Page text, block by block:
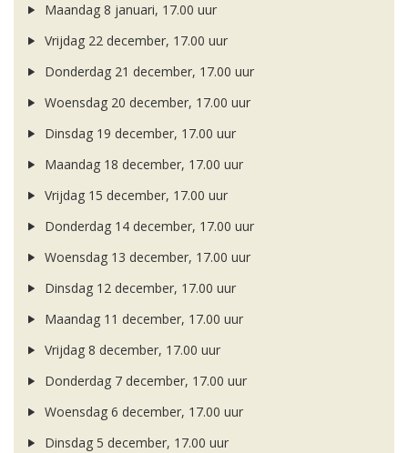
Maandag 8 januari, 17.00 uur
Vrijdag 22 december, 17.00 uur
Donderdag 21 december, 17.00 uur
Woensdag 20 december, 17.00 uur
Dinsdag 19 december, 17.00 uur
Maandag 18 december, 17.00 uur
Vrijdag 15 december, 17.00 uur
Donderdag 14 december, 17.00 uur
Woensdag 13 december, 17.00 uur
Dinsdag 12 december, 17.00 uur
Maandag 11 december, 17.00 uur
Vrijdag 8 december, 17.00 uur
Donderdag 7 december, 17.00 uur
Woensdag 6 december, 17.00 uur
Dinsdag 5 december, 17.00 uur